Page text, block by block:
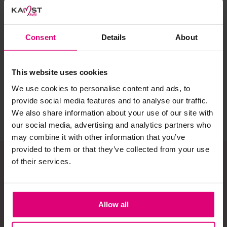
Consent Details About
This website uses cookies
We use cookies to personalise content and ads, to
provide social media features and to analyse our traffic.
We also share information about your use of our site with
our social media, advertising and analytics partners who
may combine it with other information that you’ve
provided to them or that they’ve collected from your use
of their services.
Allow all
Selecteer het wasgoed op kleur en was met een passend
wasmiddel.
Allereerst: stel het wassen zo lang mogelijk uit.
Was in de wasmachine op een wol-programma. Dit
voorkomt wrijving en pilling.
Was zo koud mogelijk.
Droog het kledingstuk liggend op een handdoek.
Controleer na het wassen op pilling en scheer het
kledingstuk indien nodig met een kledingtondeuse.
Strijkijzer/droogtrommel:
Kledingstukken met elastine zijn niet bestand tegen de hitte
van het strijkijzer en/of de droogtrommel. Ook in veel
€ 69,95
Schrijf je in op onze
nieuwsbrief!